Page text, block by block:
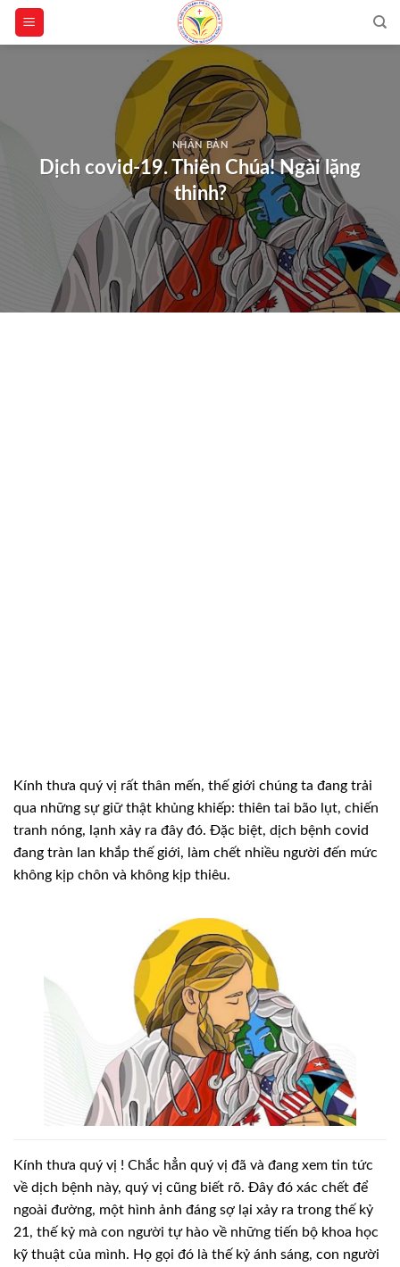
Skip
NHÂN BẢN
Dịch covid-19. Thiên Chúa! Ngài lặng
thinh?
Kính thưa quý vị rất thân mến, thế giới chúng ta đang trải
qua những sự giữ thật khủng khiếp: thiên tai bão lụt, chiến
tranh nóng, lạnh xảy ra đây đó. Đặc biệt, dịch bệnh covid
đang tràn lan khắp thế giới, làm chết nhiều người đến mức
không kịp chôn và không kịp thiêu.
Kính thưa quý vị ! Chắc hẳn quý vị đã và đang xem tin tức
về dịch bệnh này, quý vị cũng biết rõ. Đây đó xác chết để
ngoài đường, một hình ảnh đáng sợ lại xảy ra trong thế kỷ
21, thế kỷ mà con người tự hào về những tiến bộ khoa học
kỹ thuật của mình. Họ gọi đó là thế kỷ ánh sáng, con người